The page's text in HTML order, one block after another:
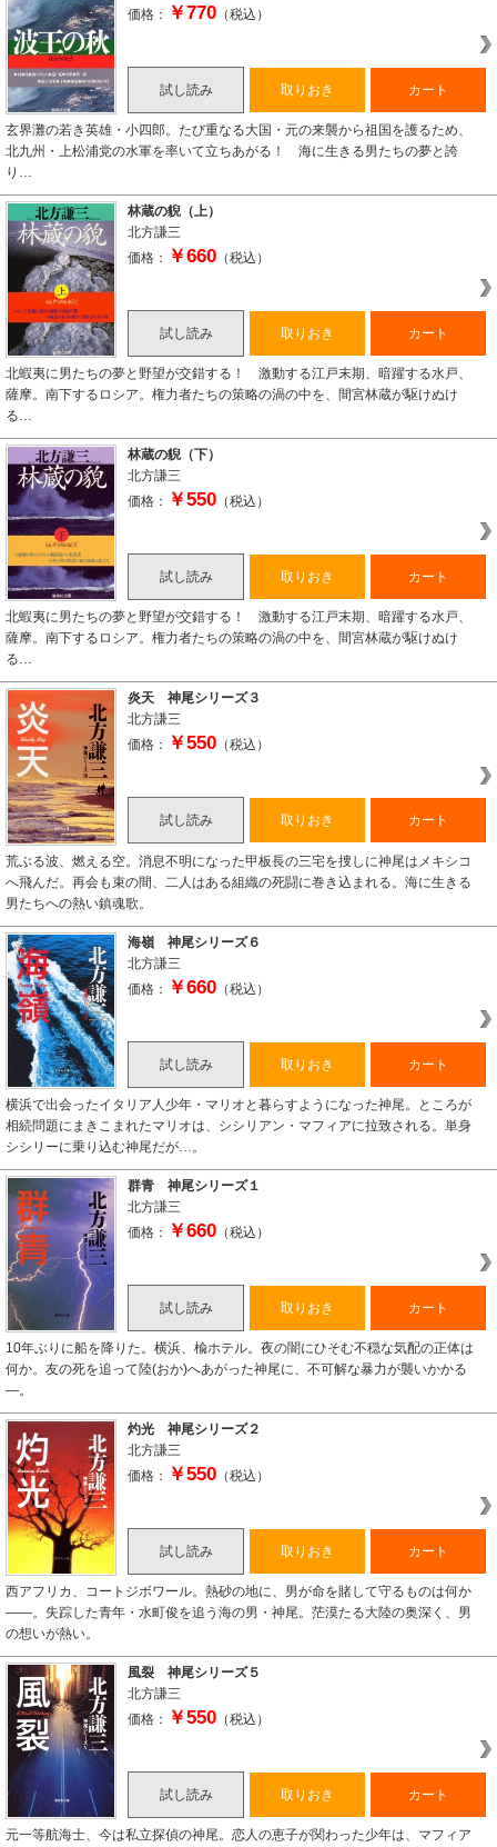
価格：
￥770 （税込）
試し読み 取りおき カート
玄界灘の若き英雄・小四郎。たび重なる大国・元の来襲から祖国を護るため、
北九州・上松浦党の水軍を率いて立ちあがる！ 海に生きる男たちの夢と誇
り…
林蔵の貎（上）
北方謙三
価格：
￥660 （税込）
試し読み 取りおき カート
北蝦夷に男たちの夢と野望が交錯する！ 激動する江戸末期、暗躍する水戸、
薩摩。南下するロシア。権力者たちの策略の渦の中を、間宮林蔵が駆けぬけ
る…
林蔵の貎（下）
北方謙三
価格：
￥550 （税込）
試し読み 取りおき カート
北蝦夷に男たちの夢と野望が交錯する！ 激動する江戸末期、暗躍する水戸、
薩摩。南下するロシア。権力者たちの策略の渦の中を、間宮林蔵が駆けぬけ
る…
炎天 神尾シリーズ３
北方謙三
価格：
￥550 （税込）
試し読み 取りおき カート
荒ぶる波、燃える空。消息不明になった甲板長の三宅を捜しに神尾はメキシコ
へ飛んだ。再会も束の間、二人はある組織の死闘に巻き込まれる。海に生きる
男たちへの熱い鎮魂歌。
海嶺 神尾シリーズ６
北方謙三
価格：
￥660 （税込）
試し読み 取りおき カート
横浜で出会ったイタリア人少年・マリオと暮らすようになった神尾。ところが
相続問題にまきこまれたマリオは、シシリアン・マフィアに拉致される。単身
シシリーに乗り込む神尾だが…。
群青 神尾シリーズ１
北方謙三
価格：
￥660 （税込）
試し読み 取りおき カート
10年ぶりに船を降りた。横浜、楡ホテル。夜の闇にひそむ不穏な気配の正体は
何か。友の死を追って陸(おか)へあがった神尾に、不可解な暴力が襲いかかる
―。
灼光 神尾シリーズ２
北方謙三
価格：
￥550 （税込）
試し読み 取りおき カート
西アフリカ、コートジボワール。熱砂の地に、男が命を賭して守るものは何か
――。失踪した青年・水町俊を追う海の男・神尾。茫漠たる大陸の奥深く、男
の想いが熱い。
風裂 神尾シリーズ５
北方謙三
価格：
￥550 （税込）
試し読み 取りおき カート
元一等航海士、今は私立探偵の神尾。恋人の恵子が関わった少年は、マフィア